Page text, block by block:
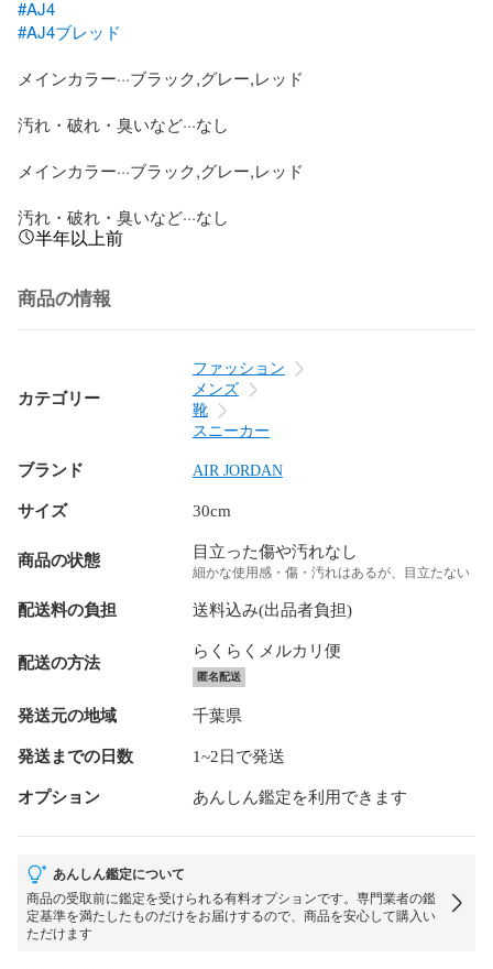
#AJ4
#AJ4ブレッド
メインカラー···ブラック,グレー,レッド
汚れ・破れ・臭いなど···なし
メインカラー···ブラック,グレー,レッド
汚れ・破れ・臭いなど···なし
半年以上前
商品の情報
カテゴリー
ファッション
メンズ
靴
スニーカー
ブランド AIR JORDAN
サイズ 30cm
商品の状態 目立った傷や汚れなし
細かな使用感・傷・汚れはあるが、目立たない
配送料の負担 送料込み(出品者負担)
配送の方法
らくらくメルカリ便
匿名配送
発送元の地域 千葉県
発送までの日数 1~2日で発送
オプション あんしん鑑定を利用できます
あんしん鑑定について
商品の受取前に鑑定を受けられる有料オプションです。専門業者の鑑
定基準を満たしたものだけをお届けするので、商品を安心して購入い
ただけます